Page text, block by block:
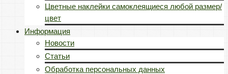
Цветные наклейки самоклеящиеся любой размер/
цвет
Информация
Новости
Статьи
Обработка персональных данных